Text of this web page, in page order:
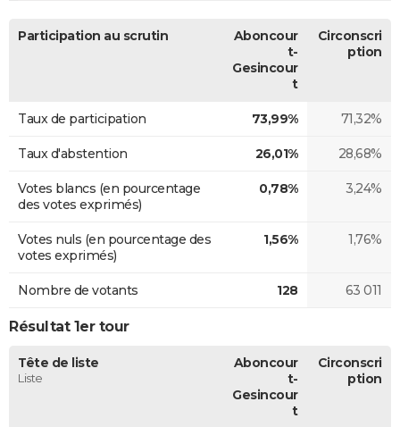
Participation au scrutin
Aboncour
t-
Gesincour
t
Circonscri
ption
Taux de participation 73,99% 71,32%
Taux d'abstention 26,01% 28,68%
Votes blancs (en pourcentage
des votes exprimés)
0,78% 3,24%
Votes nuls (en pourcentage des
votes exprimés)
1,56% 1,76%
Nombre de votants 128 63 011
Résultat 1er tour
Tête de liste
Liste
Aboncour
t-
Gesincour
t
Circonscri
ption